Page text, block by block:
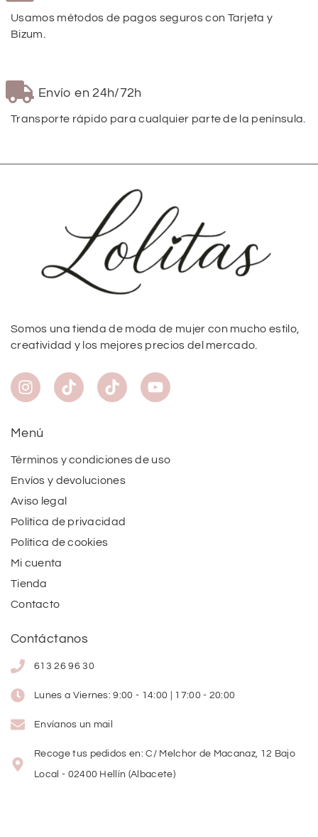
Usamos métodos de pagos seguros con Tarjeta y
Bizum.
Envío en 24h/72h
Transporte rápido para cualquier parte de la península.
Somos una tienda de moda de mujer con mucho estilo,
creatividad y los mejores precios del mercado.
Menú
Términos y condiciones de uso
Envíos y devoluciones
Aviso legal
Política de privacidad
Política de cookies
Mi cuenta
Tienda
Contacto
Contáctanos
613 26 96 30
Lunes a Viernes: 9:00 - 14:00 | 17:00 - 20:00
Envíanos un mail
Recoge tus pedidos en: C/ Melchor de Macanaz, 12 Bajo
Local - 02400 Hellín (Albacete)